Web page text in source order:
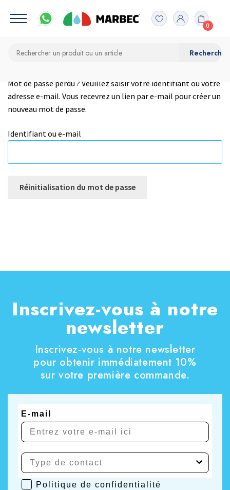
0
Mot de passe perdu ? Veuillez saisir votre identifiant ou votre
adresse e-mail. Vous recevrez un lien par e-mail pour créer un
nouveau mot de passe.
Identifiant ou e-mail
Réinitialisation du mot de passe
Inscrivez-vous à notre
newsletter
Inscrivez-vous à notre newsletter
pour obtenir immédiatement 10%
sur votre première commande.
E-mail
Politique de confidentialité
Politique de confidentialité